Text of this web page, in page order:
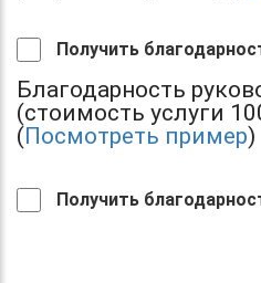
Получить
Благодарность
(стоимость услуги
(Посмотреть пример)
Получить